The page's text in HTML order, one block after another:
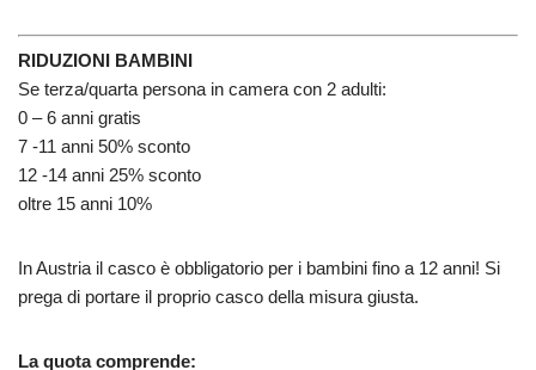
RIDUZIONI BAMBINI
Se terza/quarta persona in camera con 2 adulti:
0 – 6 anni gratis
7 -11 anni 50% sconto
12 -14 anni 25% sconto
oltre 15 anni 10%
In Austria il casco è obbligatorio per i bambini fino a 12 anni! Si
prega di portare il proprio casco della misura giusta.
La quota comprende: